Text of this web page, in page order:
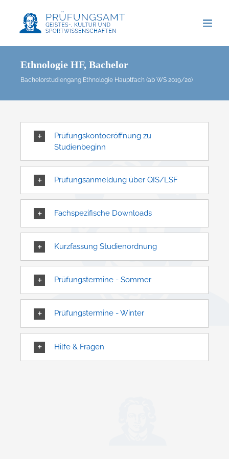
springen
Ethnologie HF, Bachelor
Bachelorstudiengang Ethnologie Hauptfach (ab WS 2019/20)
Prüfungskontoeröffnung zu
Studienbeginn
Prüfungsanmeldung über QIS/LSF
Fachspezifische Downloads
Kurzfassung Studienordnung
Prüfungstermine - Sommer
Prüfungstermine - Winter
Hilfe & Fragen